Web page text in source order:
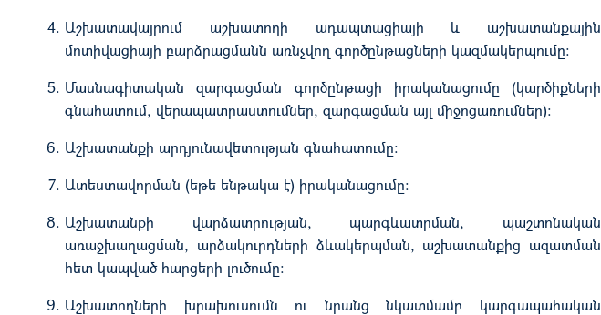
Աշխատավայրում աշխատողի ադապտացիայի և աշխատանքային
մոտիվացիայի բարձրացմանն առնչվող գործընթացների կազմակերպումը:
Մասնագիտական զարգացման գործընթացի իրականացումը (կարծիքների
գնահատում, վերապատրաստումներ, զարգացման այլ միջոցառումներ):
Աշխատանքի արդյունավետության գնահատումը:
Ատեստավորման (եթե ենթակա է) իրականացումը:
Աշխատանքի վարձատրության, պարգևատրման, պաշտոնական
առաջխաղացման, արձակուրդների ձևակերպման, աշխատանքից ազատման
հետ կապված հարցերի լուծումը:
Աշխատողների խրախուսումն ու նրանց նկատմամբ կարգապահական